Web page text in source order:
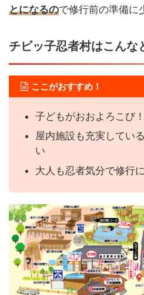
とになるので修行前の準備に
チビッ子忍者村はこんな
ここがおすすめ！
子どもがおおよろこび
屋内施設も充実してい
い
大人も忍者気分で修行